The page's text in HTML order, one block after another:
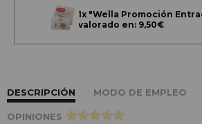
1x "Wella Promoción
valorado en: 9,50€
DESCRIPCIÓN MODO DE EMPLEO
OPINIONES >